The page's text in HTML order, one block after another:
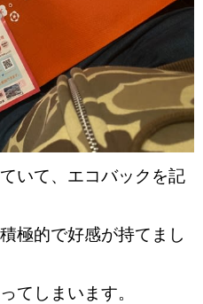
いて、エコバックを記
極的で好感が持てまし
てしまいます。